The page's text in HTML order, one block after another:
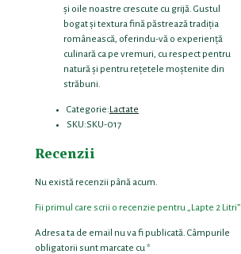
și oile noastre crescute cu grijă. Gustul
bogat și textura fină păstrează tradiția
românească, oferindu-vă o experiență
culinară ca pe vremuri, cu respect pentru
natură și pentru rețetele moștenite din
străbuni.
Categorie:Lactate
SKU:SKU-017
Recenzii
Nu există recenzii până acum.
Fii primul care scrii o recenzie pentru „Lapte 2 Litri”
Adresa ta de email nu va fi publicată. Câmpurile
obligatorii sunt marcate cu *